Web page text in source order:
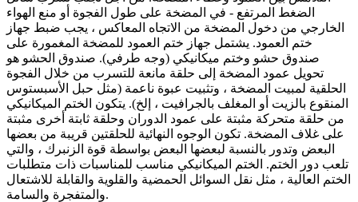
الضغط المرتفع - في المضخة على طول الفجوة أو منع الهواء
الخارجي من دخول المضخة من الاتجاه المعاكس ، يجب ضبط جهاز
ختم العمود. يشتمل جهاز ختم العمود للمضخة المغمورة على
صندوق حشو وختم ميكانيكي (وجه طرفي). صندوق الحشو هو
تحويل عمود المضخة إلى حلقة مانعة للتسرب من خلال الفجوة
الحلقية لمبيت المضخة ، وتثبيت عبوة ناعمة (مثل حبل الأسبستوس
المنقوع بالزيت أو المغلف بالجرافيت ، إلخ). يتكون الختم الميكانيكي
من حلقة متحركة مثبتة على عمود الدوران وحلقة ثابتة أخرى مثبتة
على غلاف المضخة. تكون الوجوه النهائية للحلقتين قريبة من بعضها
البعض وتدور بالنسبة لبعضها البعض بواسطة قوة الزنبرك ، والتي
تلعب دور الختم. الختم الميكانيكي مناسب للمناسبات ذات متطلبات
الختم العالية ، مثل نقل السوائل الحمضية والقلوية والقابلة للاشتعال
والمتفجرة والسامة.